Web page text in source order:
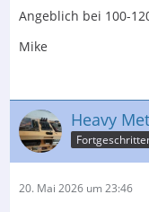
Angeblich bei 100-
Mike
Heavy
20. Mai 2026 um 23:46